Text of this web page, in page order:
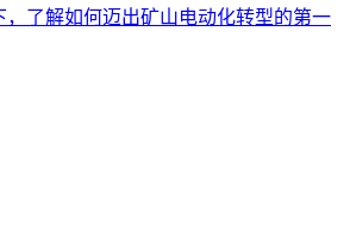
，了解如何迈出矿山电动化转型的第一